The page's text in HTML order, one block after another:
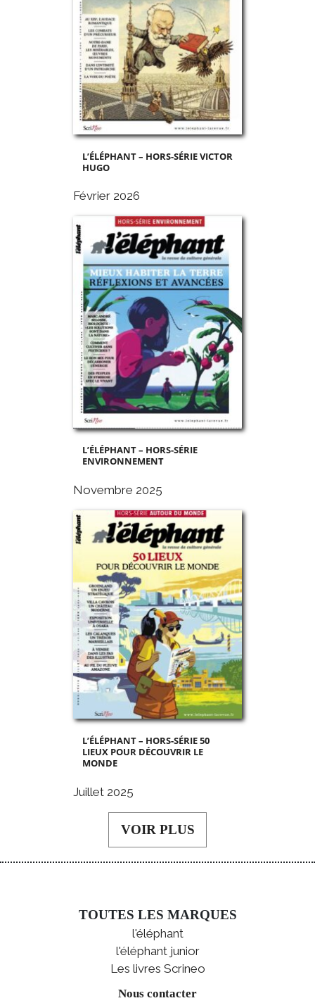
L’ÉLÉPHANT – HORS-SÉRIE VICTOR
HUGO
Février 2026
L’ÉLÉPHANT – HORS-SÉRIE
ENVIRONNEMENT
Novembre 2025
L’ÉLÉPHANT – HORS-SÉRIE 50
LIEUX POUR DÉCOUVRIR LE
MONDE
Juillet 2025
VOIR PLUS
TOUTES LES MARQUES
l'éléphant
l'éléphant junior
Les livres Scrineo
Nous contacter